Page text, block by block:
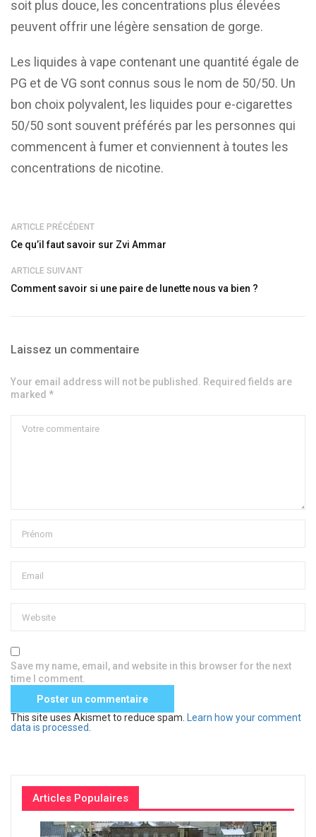
soit plus douce, les concentrations plus élevées
peuvent offrir une légère sensation de gorge.
Les liquides à vape contenant une quantité égale de
PG et de VG sont connus sous le nom de 50/50. Un
bon choix polyvalent, les liquides pour e-cigarettes
50/50 sont souvent préférés par les personnes qui
commencent à fumer et conviennent à toutes les
concentrations de nicotine.
ARTICLE PRÉCÉDENT
Ce qu’il faut savoir sur Zvi Ammar
ARTICLE SUIVANT
Comment savoir si une paire de lunette nous va bien ?
Laissez un commentaire
Your email address will not be published. Required fields are
marked *
Save my name, email, and website in this browser for the next
time I comment.
This site uses Akismet to reduce spam.
Learn how your comment
data is processed
Articles Populaires